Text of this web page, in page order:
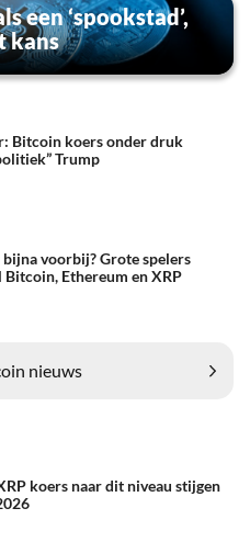
een ‘spookstad’,
kans
Bitcoin koers onder druk
Trump
voorbij? Grote spelers
Bitcoin, Ethereum en XRP
nieuws
koers naar dit niveau stijgen